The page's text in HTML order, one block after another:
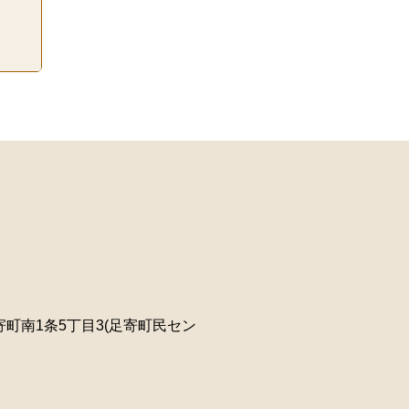
南1条5丁目3(足寄町民セン